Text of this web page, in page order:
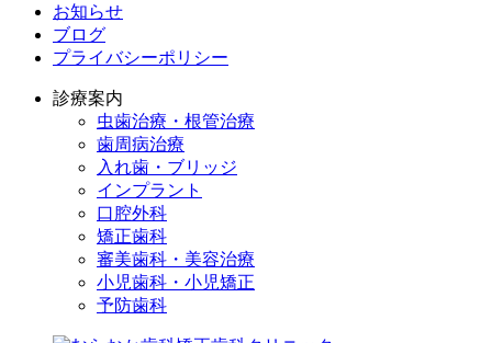
お知らせ
ブログ
プライバシーポリシー
診療案内
虫歯治療・根管治療
歯周病治療
入れ歯・ブリッジ
インプラント
口腔外科
矯正歯科
審美歯科・美容治療
小児歯科・小児矯正
予防歯科